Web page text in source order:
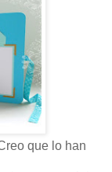
que lo han